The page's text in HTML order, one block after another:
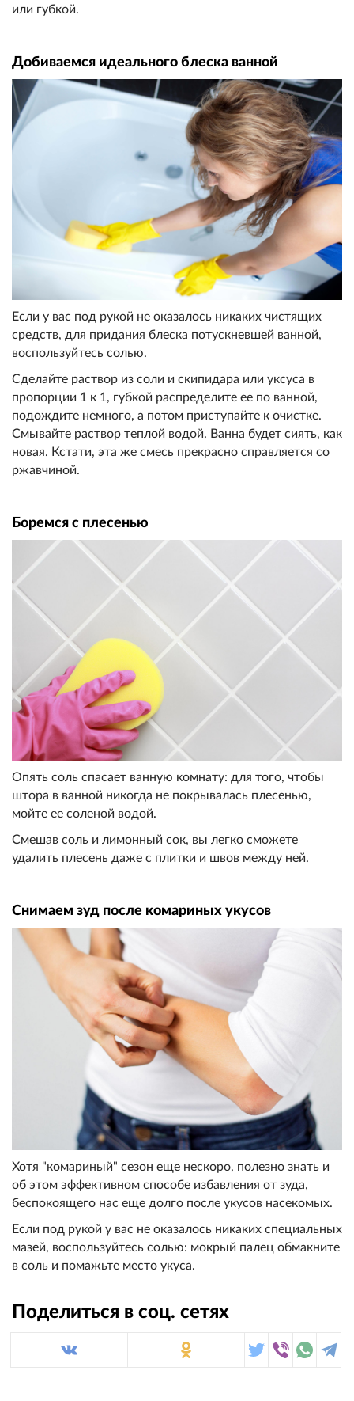
или губкой.
Добиваемся идеального блеска ванной
Если у вас под рукой не оказалось никаких чистящих
средств, для придания блеска потускневшей ванной,
воспользуйтесь солью.
Сделайте раствор из соли и скипидара или уксуса в
пропорции 1 к 1, губкой распределите ее по ванной,
подождите немного, а потом приступайте к очистке.
Смывайте раствор теплой водой. Ванна будет сиять, как
новая. Кстати, эта же смесь прекрасно справляется со
ржавчиной.
Боремся с плесенью
Опять соль спасает ванную комнату: для того, чтобы
штора в ванной никогда не покрывалась плесенью,
мойте ее соленой водой.
Смешав соль и лимонный сок, вы легко сможете
удалить плесень даже с плитки и швов между ней.
Снимаем зуд после комариных укусов
Хотя "комариный" сезон еще нескоро, полезно знать и
об этом эффективном способе избавления от зуда,
беспокоящего нас еще долго после укусов насекомых.
Если под рукой у вас не оказалось никаких специальных
мазей, воспользуйтесь солью: мокрый палец обмакните
в соль и помажьте место укуса.
Поделиться в соц. сетях